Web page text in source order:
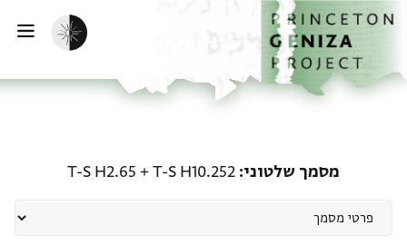
לתוכןהבית
הפעלת מצב כהה
מסמך שלטוני T-S H10.252
+
T-S H2.65